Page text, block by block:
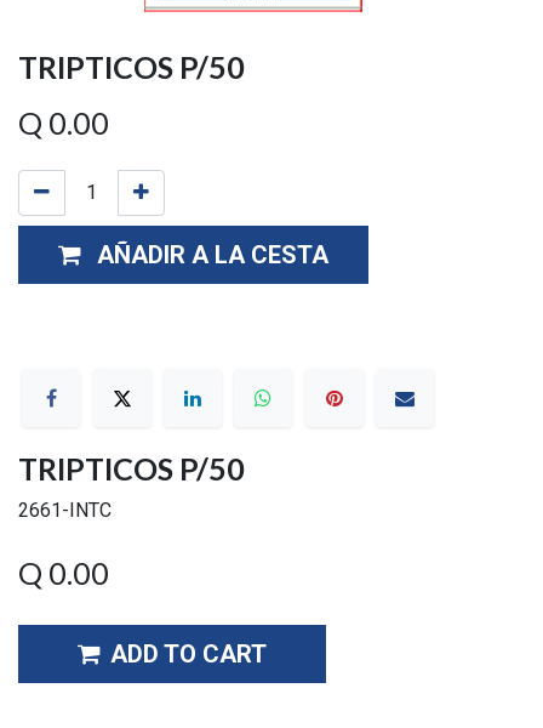
TRIPTICOS P/50
Q 0.00
AÑADIR A LA CESTA
TRIPTICOS P/50
2661-INTC
Q 0.00
ADD TO CART